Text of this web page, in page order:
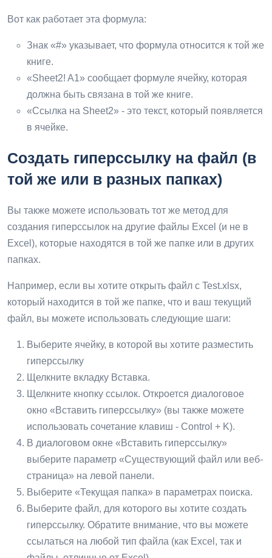
Вот как работает эта формула:
Знак «#» указывает, что формула относится к той же
книге.
«Sheet2! A1» сообщает формуле ячейку, которая
должна быть связана в той же книге.
«Ссылка на Sheet2» - это текст, который появляется
в ячейке.
Создать гиперссылку на файл (в
той же или в разных папках)
Вы также можете использовать тот же метод для
создания гиперссылок на другие файлы Excel (и не в
Excel), которые находятся в той же папке или в других
папках.
Например, если вы хотите открыть файл с Test.xlsx,
который находится в той же папке, что и ваш текущий
файл, вы можете использовать следующие шаги:
Выберите ячейку, в которой вы хотите разместить
гиперссылку
Щелкните вкладку Вставка.
Щелкните кнопку ссылок. Откроется диалоговое
окно «Вставить гиперссылку» (вы также можете
использовать сочетание клавиш - Control + K).
В диалоговом окне «Вставить гиперссылку»
выберите параметр «Существующий файл или веб-
страница» на левой панели.
Выберите «Текущая папка» в параметрах поиска.
Выберите файл, для которого вы хотите создать
гиперссылку. Обратите внимание, что вы можете
ссылаться на любой тип файла (как Excel, так и